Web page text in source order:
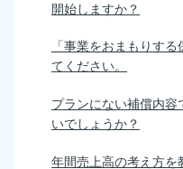
開始しますか？
「事業をおまもりす
てください。
プランにない補償内容
いでしょうか？
年間売上高の考え方を